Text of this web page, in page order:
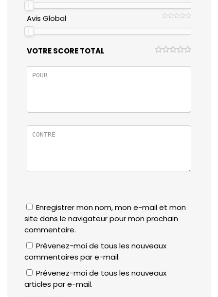
Avis Global
VOTRE SCORE TOTAL
Enregistrer mon nom, mon e-mail et mon
site dans le navigateur pour mon prochain
commentaire.
Prévenez-moi de tous les nouveaux
commentaires par e-mail.
Prévenez-moi de tous les nouveaux
articles par e-mail.